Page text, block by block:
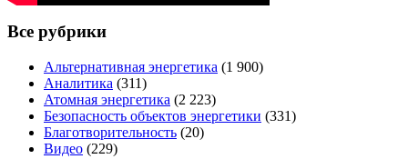
Все рубрики
Альтернативная энергетика (1 900)
Аналитика (311)
Атомная энергетика (2 223)
Безопасность объектов энергетики (331)
Благотворительность (20)
Видео (229)